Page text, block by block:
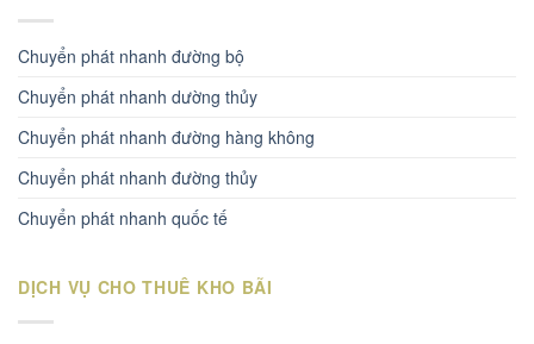
Chuyển phát nhanh đường bộ
Chuyển phát nhanh dường thủy
Chuyển phát nhanh đường hàng không
Chuyển phát nhanh đường thủy
Chuyển phát nhanh quốc tế
DỊCH VỤ CHO THUÊ KHO BÃI